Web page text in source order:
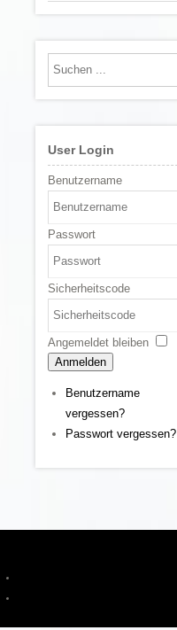
User Login
Benutzername
Passwort
Sicherheitscode
Angemeldet bleiben
Anmelden
Benutzername
vergessen?
Passwort vergessen?